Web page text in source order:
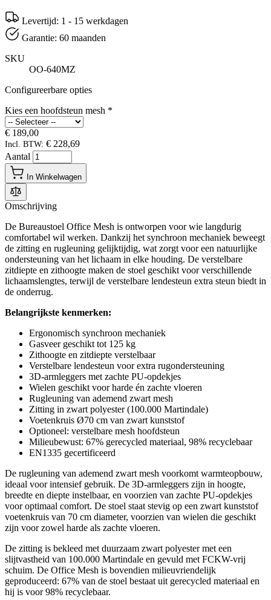
Levertijd: 1 - 15 werkdagen
Garantie: 60 maanden
SKU
OO-640MZ
Configureerbare opties
Kies een hoofdsteun mesh *
€ 189,00
Incl. BTW: € 228,69
Aantal
In Winkelwagen
Omschrijving
De Bureaustoel Office Mesh is ontworpen voor wie langdurig
comfortabel wil werken. Dankzij het synchroon mechaniek beweegt
de zitting en rugleuning gelijktijdig, wat zorgt voor een natuurlijke
ondersteuning van het lichaam in elke houding. De verstelbare
zitdiepte en zithoogte maken de stoel geschikt voor verschillende
lichaamslengtes, terwijl de verstelbare lendesteun extra steun biedt in
de onderrug.
Belangrijkste kenmerken:
Ergonomisch synchroon mechaniek
Gasveer geschikt tot 125 kg
Zithoogte en zitdiepte verstelbaar
Verstelbare lendesteun voor extra rugondersteuning
3D-armleggers met zachte PU-opdekjes
Wielen geschikt voor harde én zachte vloeren
Rugleuning van ademend zwart mesh
Zitting in zwart polyester (100.000 Martindale)
Voetenkruis Ø70 cm van zwart kunststof
Optioneel: verstelbare mesh hoofdsteun
Milieubewust: 67% gerecycled materiaal, 98% recyclebaar
EN1335 gecertificeerd
De rugleuning van ademend zwart mesh voorkomt warmteopbouw,
ideaal voor intensief gebruik. De 3D-armleggers zijn in hoogte,
breedte en diepte instelbaar, en voorzien van zachte PU-opdekjes
voor optimaal comfort. De stoel staat stevig op een zwart kunststof
voetenkruis van 70 cm diameter, voorzien van wielen die geschikt
zijn voor zowel harde als zachte vloeren.
De zitting is bekleed met duurzaam zwart polyester met een
slijtvastheid van 100.000 Martindale en gevuld met FCKW-vrij
schuim. De Office Mesh is bovendien milieuvriendelijk
geproduceerd: 67% van de stoel bestaat uit gerecycled materiaal en
hij is voor 98% recyclebaar.